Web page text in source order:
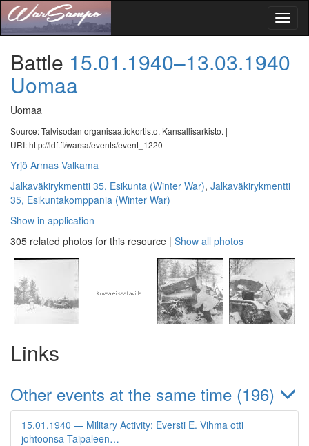
Battle 15.01.1940–13.03.1940
Uomaa
Uomaa
Source: Talvisodan organisaatiokortisto. Kansallisarkisto. |
URI: http://ldf.fi/warsa/events/event_1220
Yrjö Armas Valkama
Jalkaväkirykmentti 35, Esikunta (Winter War), Jalkaväkirykmentti
35, Esikuntakomppania (Winter War)
Show in application
305 related photos for this resource | Show all photos
Links
Other events at the same time (196)
15.01.1940 — Military Activity: Eversti E. Vihma otti
johtoonsa Taipaleen…